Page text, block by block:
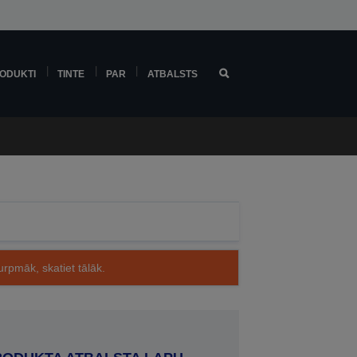
TINTE PAR ATBALSTS
skatiet tālāk.